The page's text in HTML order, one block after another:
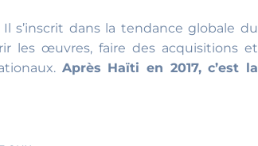
Il s’inscrit dans la tendance globale du
les œuvres, faire des acquisitions et
Après Haïti en 2017, c’est la